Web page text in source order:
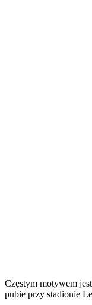
Częstym motywem
pubie przy stadionie